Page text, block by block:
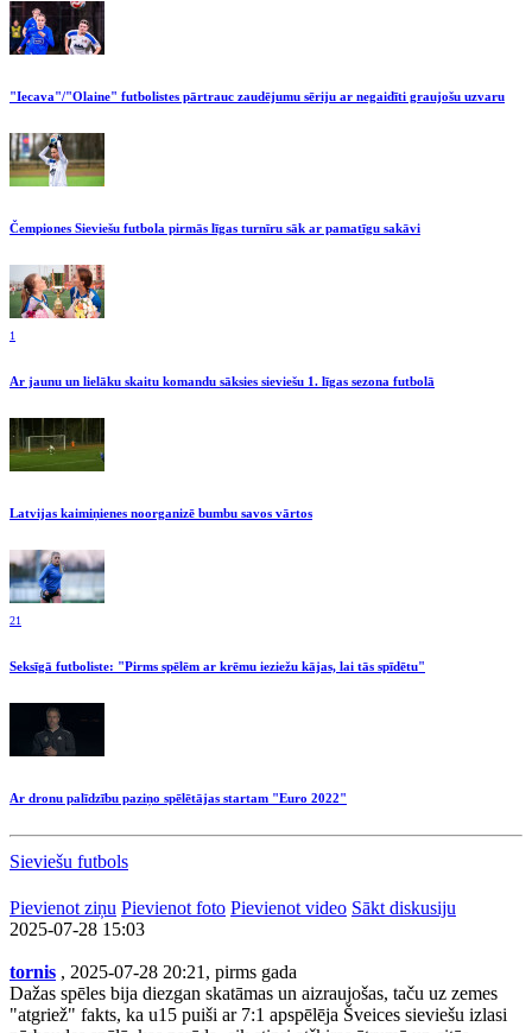
"Iecava"/"Olaine" futbolistes pārtrauc zaudējumu sēriju ar negaidīti graujošu uzvaru
Čempiones Sieviešu futbola pirmās līgas turnīru sāk ar pamatīgu sakāvi
1
Ar jaunu un lielāku skaitu komandu sāksies sieviešu 1. līgas sezona futbolā
Latvijas kaimiņienes noorganizē bumbu savos vārtos
21
Seksīgā futboliste: "Pirms spēlēm ar krēmu ieziežu kājas, lai tās spīdētu"
Ar dronu palīdzību paziņo spēlētājas startam "Euro 2022"
Sieviešu futbols
Pievienot ziņu Pievienot foto Pievienot video Sākt diskusiju
2025-07-28 15:03
tornis , 2025-07-28 20:21, pirms gada
Dažas spēles bija diezgan skatāmas un aizraujošas, taču uz zemes
"atgriež" fakts, ka u15 puiši ar 7:1 apspēlēja Šveices sieviešu izlasi